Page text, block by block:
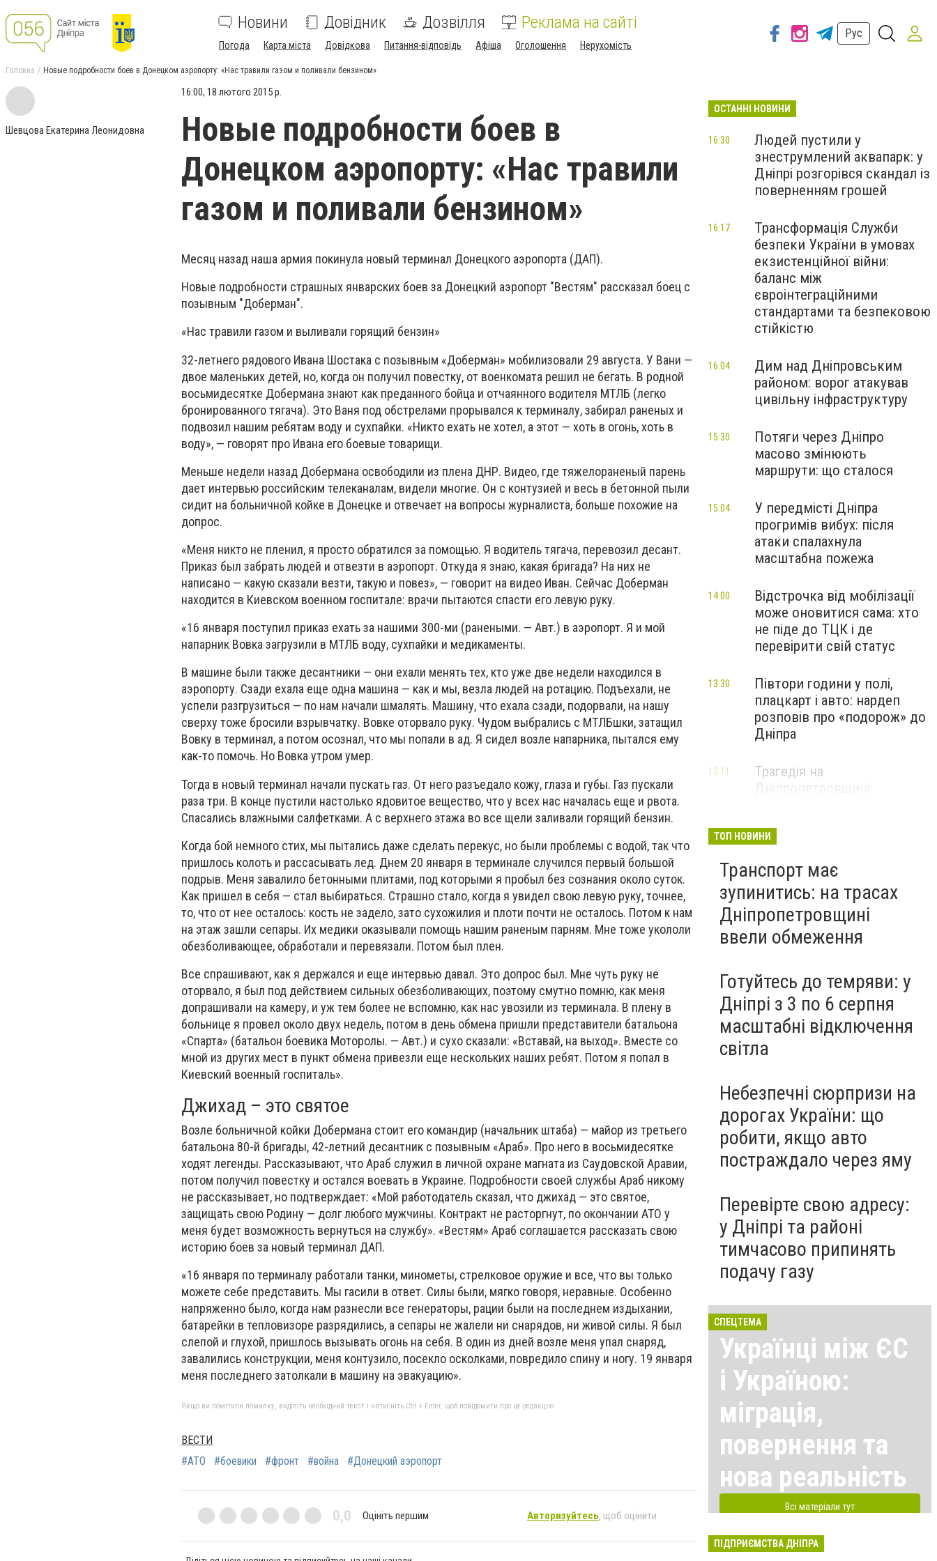
Новини Довідник Дозвілля Реклама на сайті
Погода Карта міста Довідкова Питання-відповідь Афіша Оголошення Нерухомість
Рус
Головна Новые подробности боев в Донецком аэропорту: «Нас травили газом и поливали бензином»
Шевцова Екатерина Леонидовна
16:00, 18 лютого 2015 р.
Новые подробности боев в
Донецком аэропорту: «Нас травили
газом и поливали бензином»
Месяц назад наша армия покинула новый терминал Донецкого аэропорта (ДАП).
Новые подробности страшных январских боев за Донецкий аэропорт "Вестям" рассказал боец с
позывным "Доберман".
«Нас травили газом и выливали горящий бензин»
32-летнего рядового Ивана Шостака с позывным «Доберман» мобилизовали 29 августа. У Вани —
двое маленьких детей, но, когда он получил повестку, от военкомата решил не бегать. В родной
восьмидесятке Добермана знают как преданного бойца и отчаянного водителя МТЛБ (легко
бронированного тягача). Это Ваня под обстрелами прорывался к терминалу, забирал раненых и
подвозил нашим ребятам воду и сухпайки. «Никто ехать не хотел, а этот — хоть в огонь, хоть в
воду», — говорят про Ивана его боевые товарищи.
Меньше недели назад Добермана освободили из плена ДНР. Видео, где тяжелораненый парень
дает интервью российским телеканалам, видели многие. Он с контузией и весь в бетонной пыли
сидит на больничной койке в Донецке и отвечает на вопросы журналиста, больше похожие на
допрос.
«Меня никто не пленил, я просто обратился за помощью. Я водитель тягача, перевозил десант.
Приказ был забрать людей и отвезти в аэропорт. Откуда я знаю, какая бригада? На них не
написано — какую сказали везти, такую и повез», — говорит на видео Иван. Сейчас Доберман
находится в Киевском военном госпитале: врачи пытаются спасти его левую руку.
«16 января поступил приказ ехать за нашими 300-ми (ранеными. — Авт.) в аэропорт. Я и мой
напарник Вовка загрузили в МТЛБ воду, сухпайки и медикаменты.
В машине были также десантники — они ехали менять тех, кто уже две недели находился в
аэропорту. Сзади ехала еще одна машина — как и мы, везла людей на ротацию. Подъехали, не
успели разгрузиться — по нам начали шмалять. Машину, что ехала сзади, подорвали, на нашу
сверху тоже бросили взрывчатку. Вовке оторвало руку. Чудом выбрались с МТЛБшки, затащил
Вовку в терминал, а потом осознал, что мы попали в ад. Я сидел возле напарника, пытался ему
как-то помочь. Но Вовка утром умер.
Тогда в новый терминал начали пускать газ. От него разъедало кожу, глаза и губы. Газ пускали
раза три. В конце пустили настолько ядовитое вещество, что у всех нас началась еще и рвота.
Спасались влажными салфетками. А с верхнего этажа во все щели заливали горящий бензин.
Когда бой немного стих, мы пытались даже сделать перекус, но были проблемы с водой, так что
пришлось колоть и рассасывать лед. Днем 20 января в терминале случился первый большой
подрыв. Меня завалило бетонными плитами, под которыми я пробыл без сознания около суток.
Как пришел в себя — стал выбираться. Страшно стало, когда я увидел свою левую руку, точнее,
то, что от нее осталось: кость не задело, зато сухожилия и плоти почти не осталось. Потом к нам
на этаж зашли сепары. Их медики оказывали помощь нашим раненым парням. Мне тоже укололи
обезболивающее, обработали и перевязали. Потом был плен.
Все спрашивают, как я держался и еще интервью давал. Это допрос был. Мне чуть руку не
оторвало, я был под действием сильных обезболивающих, поэтому смутно помню, как меня
допрашивали на камеру, и уж тем более не вспомню, как нас увозили из терминала. В плену в
больнице я провел около двух недель, потом в день обмена пришли представители батальона
«Спарта» (батальон боевика Моторолы. — Авт.) и сухо сказали: «Вставай, на выход». Вместе со
мной из других мест в пункт обмена привезли еще нескольких наших ребят. Потом я попал в
Киевский военный госпиталь».
Джихад – это святое
Возле больничной койки Добермана стоит его командир (начальник штаба) — майор из третьего
батальона 80-й бригады, 42-летний десантник с позывным «Араб». Про него в восьмидесятке
ходят легенды. Рассказывают, что Араб служил в личной охране магната из Саудовской Аравии,
потом получил повестку и остался воевать в Украине. Подробности своей службы Араб никому
не рассказывает, но подтверждает: «Мой работодатель сказал, что джихад — это святое,
защищать свою Родину — долг любого мужчины. Контракт не расторгнут, по окончании АТО у
меня будет возможность вернуться на службу». «Вестям» Араб соглашается рассказать свою
историю боев за новый терминал ДАП.
«16 января по терминалу работали танки, минометы, стрелковое оружие и все, что вы только
можете себе представить. Мы гасили в ответ. Силы были, мягко говоря, неравные. Особенно
напряженно было, когда нам разнесли все генераторы, рации были на последнем издыхании,
батарейки в тепловизоре разрядились, а сепары не жалели ни снарядов, ни живой силы. Я был
слепой и глухой, пришлось вызывать огонь на себя. В один из дней возле меня упал снаряд,
завалились конструкции, меня контузило, посекло осколками, повредило спину и ногу. 19 января
меня последнего затолкали в машину на эвакуацию».
Якщо ви помітили помилку, виділіть необхідний текст і натисніть Ctrl + Enter, щоб повідомити про це редакцію
ВЕСТИ
#АТО
#боевики #фронт #война #Донецкий аэропорт
0,0 Оцініть першим Авторизуйтесь, щоб оцінити
ОСТАННІ НОВИНИ
Людей пустили у
знеструмлений аквапарк: у
Дніпрі розгорівся скандал із
поверненням грошей
16:30
Трансформація Служби
безпеки України в умовах
екзистенційної війни:
баланс між
євроінтеграційними
стандартами та безпековою
стійкістю
16:17
Дим над Дніпровським
районом: ворог атакував
цивільну інфраструктуру
16:04
Потяги через Дніпро
масово змінюють
маршрути: що сталося
15:30
У передмісті Дніпра
прогримів вибух: після
атаки спалахнула
масштабна пожежа
15:04
Відстрочка від мобілізації
може оновитися сама: хто
не піде до ТЦК і де
перевірити свій статус
14:00
Півтори години у полі,
плацкарт і авто: нардеп
розповів про «подорож» до
Дніпра
13:30
Трагедія на
Дніпропетровщині:
будинку
13:11
ТОП НОВИНИ
Транспорт має
зупинитись: на трасах
Дніпропетровщині
ввели обмеження
Готуйтесь до темряви: у
Дніпрі з 3 по 6 серпня
масштабні відключення
світла
Небезпечні сюрпризи на
дорогах України: що
робити, якщо авто
постраждало через яму
Перевірте свою адресу:
у Дніпрі та районі
тимчасово припинять
подачу газу
СПЕЦТЕМА
Українці між ЄС
і Україною:
міграція,
повернення та
нова реальність
Всі матеріали тут
ПІДПРИЄМСТВА ДНІПРА